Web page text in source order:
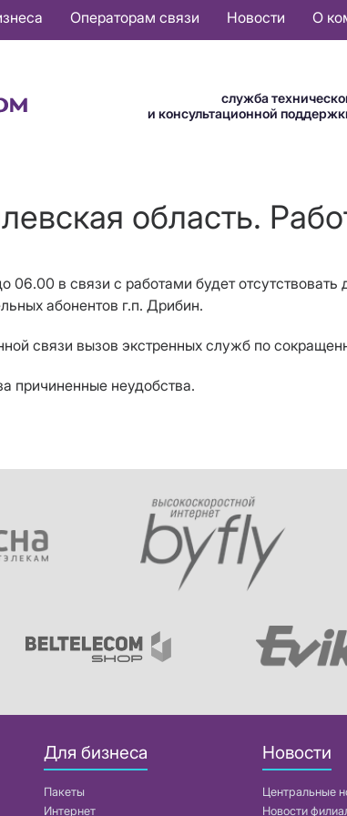
Операторам связи Новости О
служба
и консультационной
область.
06.00 в связи с работами будет
абонентов г.п. Дрибин.
связи вызов экстренных служб по
причиненные неудобства.
Для бизнеса
Пакеты
Интернет
Новости
Центральные
Новости